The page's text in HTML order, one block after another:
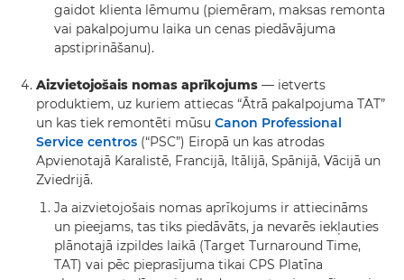
gaidot klienta lēmumu (piemēram, maksas remonta
vai pakalpojumu laika un cenas piedāvājuma
apstiprināšanu).
Aizvietojošais nomas aprīkojums — ietverts
produktiem, uz kuriem attiecas “Ātrā pakalpojuma TAT”
un kas tiek remontēti mūsu Canon Professional
Service centros (“PSC”) Eiropā un kas atrodas
Apvienotajā Karalistē, Francijā, Itālijā, Spānijā, Vācijā un
Zviedrijā.
Ja aizvietojošais nomas aprīkojums ir attiecināms
un pieejams, tas tiks piedāvāts, ja nevarēs iekļauties
plānotajā izpildes laikā (Target Turnaround Time,
TAT) vai pēc pieprasījuma tikai CPS Platīna